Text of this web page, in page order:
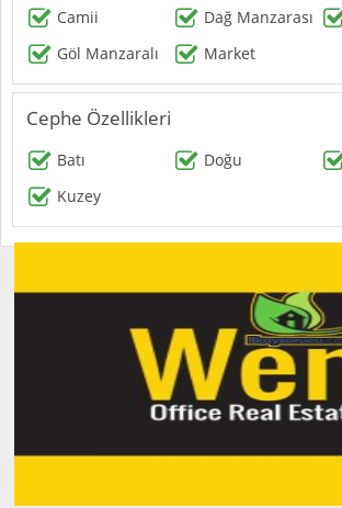
Camii Dağ Manzarası
Göl Manzaralı
Market
Cephe Özellikleri
Batı Doğu
Kuzey